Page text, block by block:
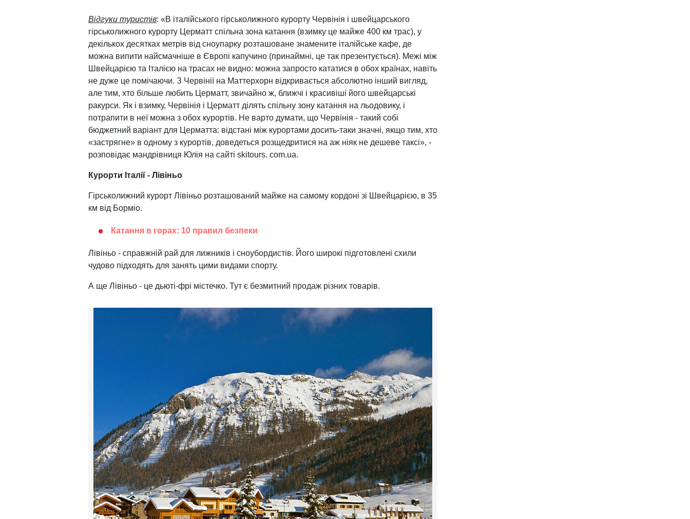
Відгуки туристів: «В італійського гірськолижного курорту Червінія і швейцарського
гірськолижного курорту Церматт спільна зона катання (взимку це майже 400 км трас), у
декількох десятках метрів від сноупарку розташоване знамените італійське кафе, де
можна випити найсмачніше в Європі капучино (принаймні, це так презентується). Межі між
Швейцарією та Італією на трасах не видно: можна запросто кататися в обох країнах, навіть
не дуже це помічаючи. З Червінії на Маттерхорн відкривається абсолютно інший вигляд,
але тим, хто більше любить Церматт, звичайно ж, ближчі і красивіші його швейцарські
ракурси. Як і взимку, Червінія і Церматт ділять спільну зону катання на льодовику, і
потрапити в неї можна з обох курортів. Не варто думати, що Червінія - такий собі
бюджетний варіант для Церматта: відстані між курортами досить-таки значні, якщо тим, хто
«застрягне» в одному з курортів, доведеться розщедритися на аж ніяк не дешеве таксі», -
розповідає мандрівниця Юлія на сайті skitours. com.ua.
Курорти Італії - Лівіньо
Гірськолижний курорт Лівіньо розташований майже на самому кордоні зі Швейцарією, в 35
км від Борміо.
Катання в горах: 10 правил безпеки
Лівіньо - справжній рай для лижників і сноубордистів. Його широкі підготовлені схили
чудово підходять для занять цими видами спорту.
А ще Лівіньо - це дьюті-фрі містечко. Тут є безмитний продаж різних товарів.